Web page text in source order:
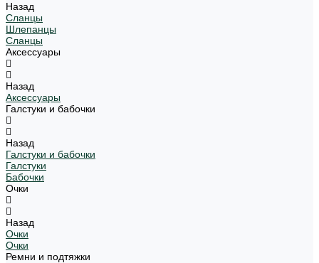
Назад
Сланцы
Шлепанцы
Сланцы
Аксессуары
Назад
Аксессуары
Галстуки и бабочки
Назад
Галстуки и бабочки
Галстуки
Бабочки
Очки
Назад
Очки
Очки
Ремни и подтяжки